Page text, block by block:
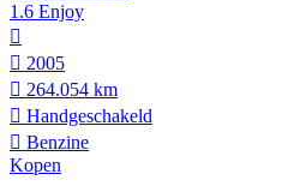
1.6 Enjoy
2005
264.054 km
Hand­geschakeld
Benzine
Kopen